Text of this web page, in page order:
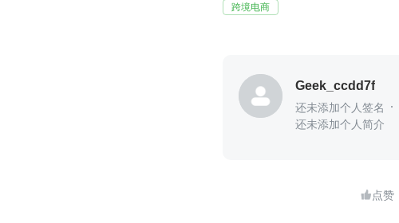
跨境电商
Geek_ccdd7f
还未添加个人签名
还未添加个人简介
